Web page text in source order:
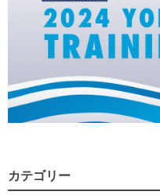
ゲームスチュワード
学生インターンシップ
フェニックスクラブ
サッカースクール
カテゴリー